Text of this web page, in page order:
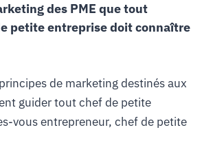
des PME que tout
petite entreprise doit connaître
de marketing destinés aux
guider tout chef de petite
vous entrepreneur, chef de petite